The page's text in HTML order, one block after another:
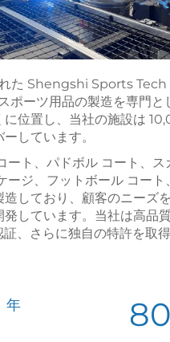
た Shengshi Sports Tech
ポーツ用品の製造を専門と
に位置し、当社の施設は
しています。
ート、パドボル コート、ス
ージ、フットボール コート
造しており、顧客のニーズ
しています。当社は高品質
、さらに独自の特許を取
80